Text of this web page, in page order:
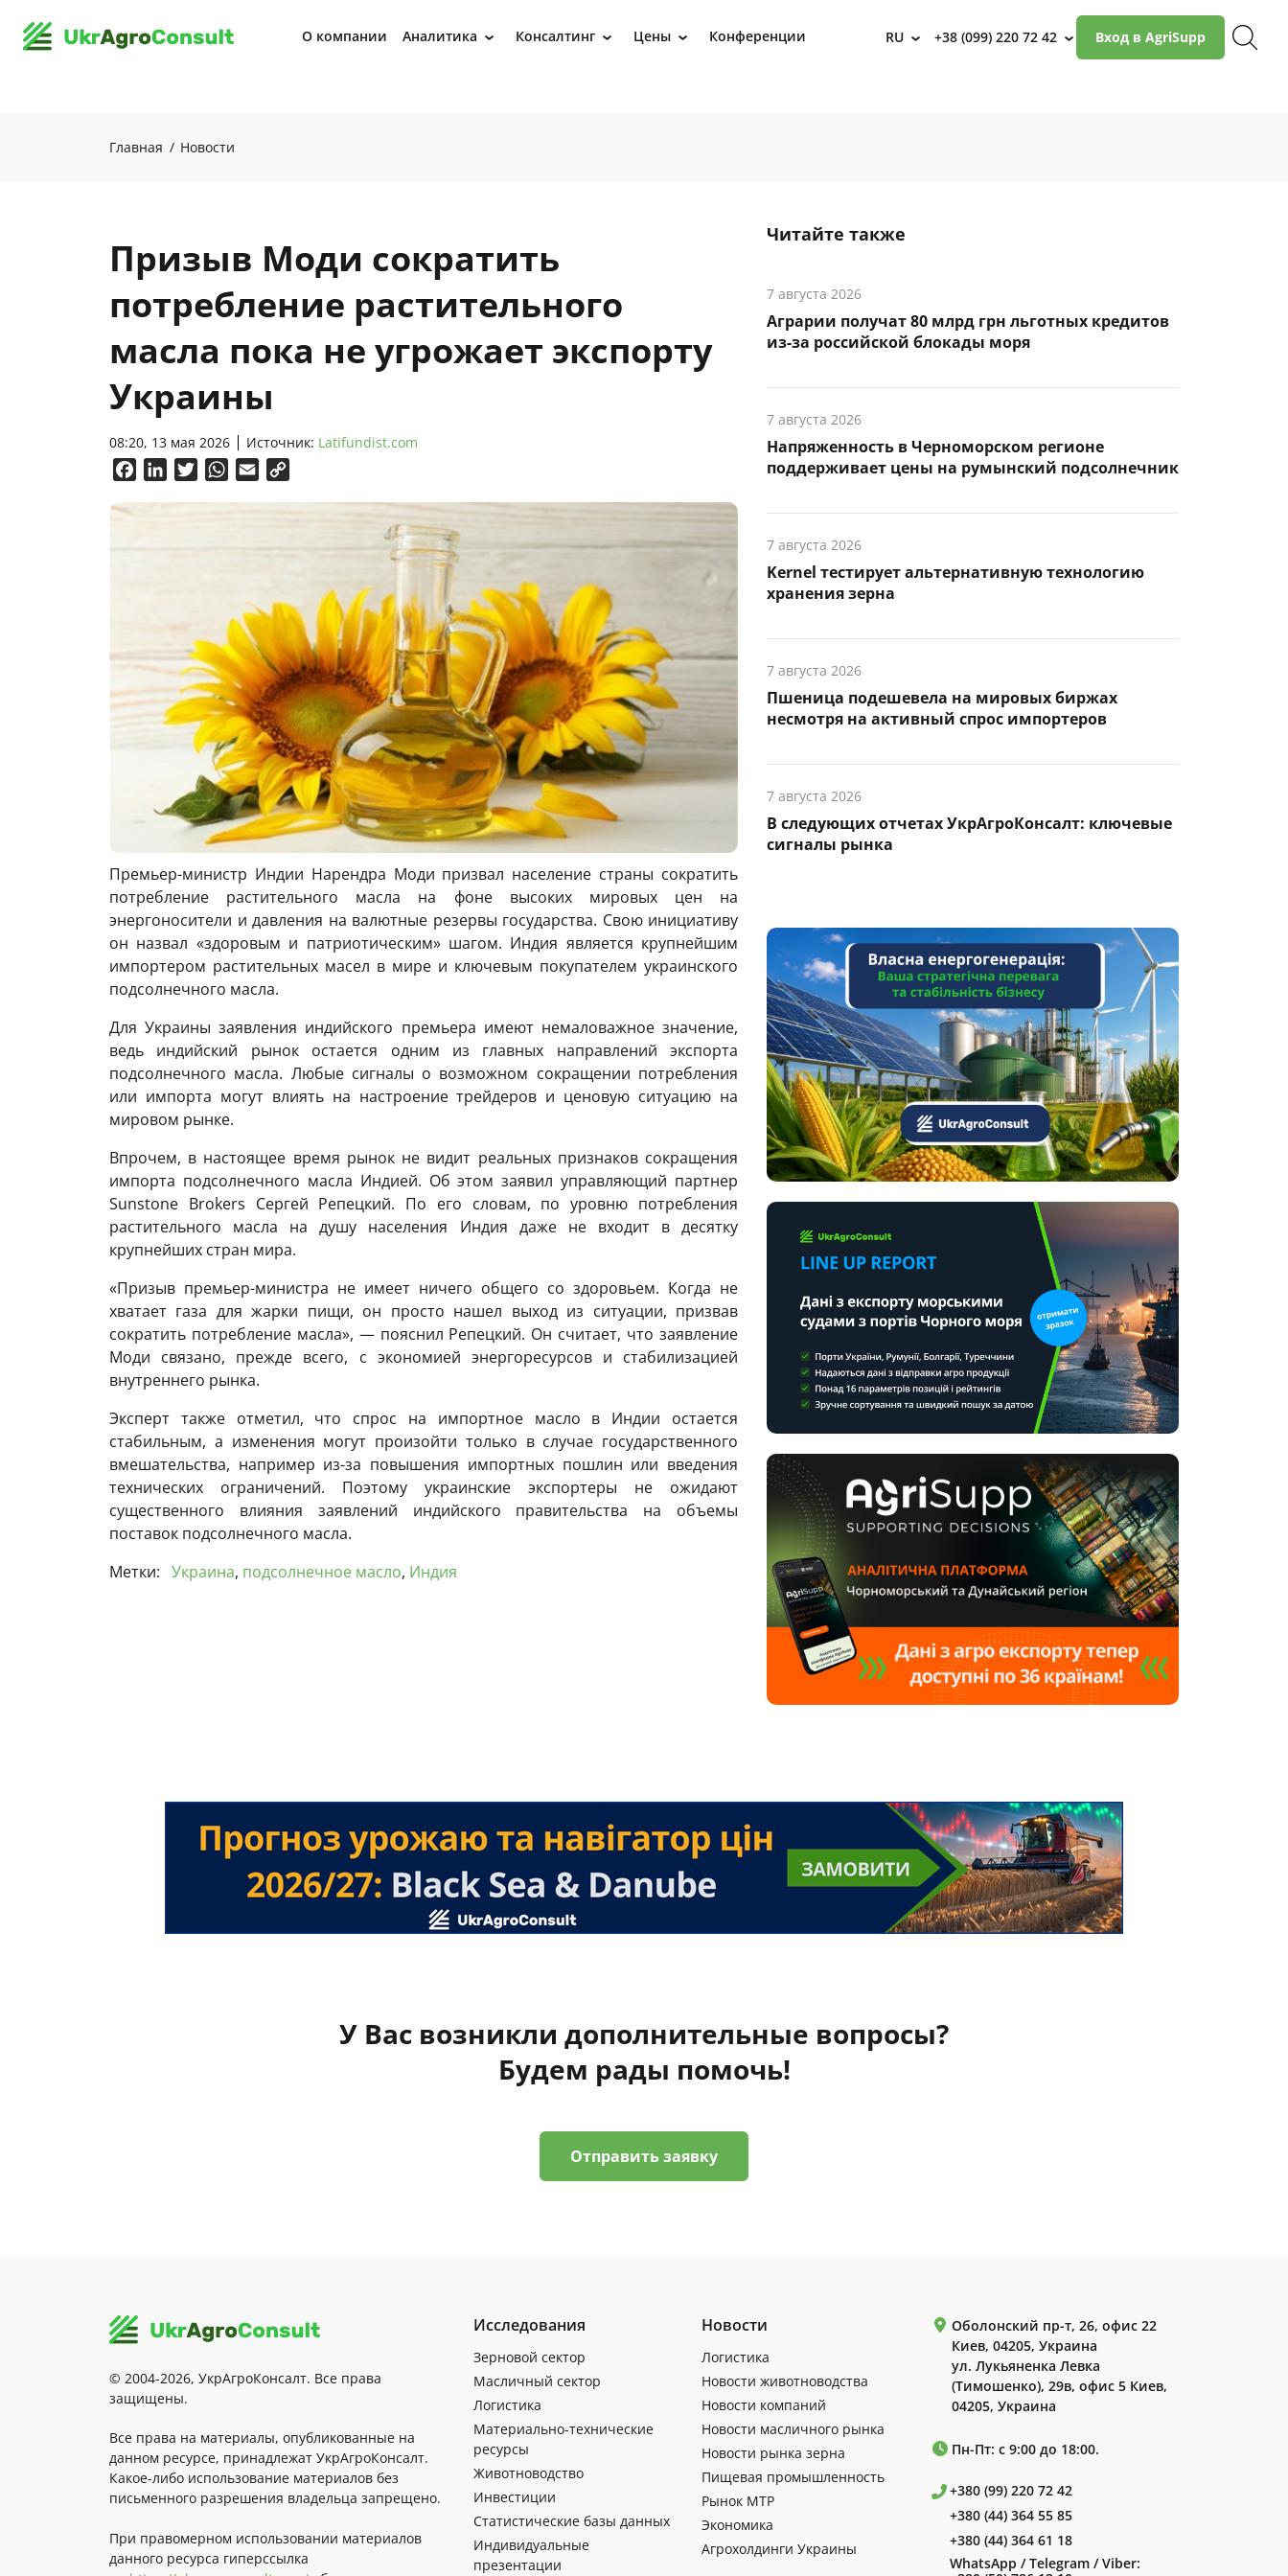
О компании Аналитика › Консалтинг › Цены › Конференции RU › +38 (099) 220 72 42 › Вход в AgriSupp
Главная Новости
Призыв Моди сократить
потребление растительного
масла пока не угрожает экспорту
Украины
08:20, 13 мая 2026 Источник: Latifundist.com
FacebookLinkedInTwitterWhatsApp
Email
Премьер-министр Индии Нарендра Моди призвал население страны сократить
потребление растительного масла на фоне высоких мировых цен на
энергоносители и давления на валютные резервы государства. Свою инициативу
он назвал «здоровым и патриотическим» шагом. Индия является крупнейшим
импортером растительных масел в мире и ключевым покупателем украинского
подсолнечного масла.
Для Украины заявления индийского премьера имеют немаловажное значение,
ведь индийский рынок остается одним из главных направлений экспорта
подсолнечного масла. Любые сигналы о возможном сокращении потребления
или импорта могут влиять на настроение трейдеров и ценовую ситуацию на
мировом рынке.
Впрочем, в настоящее время рынок не видит реальных признаков сокращения
импорта подсолнечного масла Индией. Об этом заявил управляющий партнер
Sunstone Brokers Сергей Репецкий. По его словам, по уровню потребления
растительного масла на душу населения Индия даже не входит в десятку
крупнейших стран мира.
«Призыв премьер-министра не имеет ничего общего со здоровьем. Когда не
хватает газа для жарки пищи, он просто нашел выход из ситуации, призвав
сократить потребление масла», — пояснил Репецкий. Он считает, что заявление
Моди связано, прежде всего, с экономией энергоресурсов и стабилизацией
внутреннего рынка.
Эксперт также отметил, что спрос на импортное масло в Индии остается
стабильным, а изменения могут произойти только в случае государственного
вмешательства, например из-за повышения импортных пошлин или введения
технических ограничений. Поэтому украинские экспортеры не ожидают
существенного влияния заявлений индийского правительства на объемы
поставок подсолнечного масла.
Метки: Украина, подсолнечное масло, Индия
Читайте также
7 августа 2026
Аграрии получат 80 млрд грн льготных кредитов
из-за российской блокады моря
7 августа 2026
Напряженность в Черноморском регионе
поддерживает цены на румынский подсолнечник
7 августа 2026
Kernel тестирует альтернативную технологию
хранения зерна
7 августа 2026
Пшеница подешевела на мировых биржах
несмотря на активный спрос импортеров
7 августа 2026
В следующих отчетах УкрАгроКонсалт: ключевые
сигналы рынка
У Вас возникли дополнительные вопросы?
Будем рады помочь!
Отправить заявку
© 2004-2026, УкрАгроКонсалт. Все права
защищены.
Все права на материалы, опубликованные на
данном ресурсе, принадлежат УкрАгроКонсалт.
Какое-либо использование материалов без
письменного разрешения владельца запрещено.
При правомерном использовании материалов
данного ресурса гиперссылка
Исследования
Зерновой сектор
Масличный сектор
Логистика
Материально-технические
ресурсы
Животноводство
Инвестиции
Статистические базы данных
Индивидуальные
презентации
Новости
Логистика
Новости животноводства
Новости компаний
Новости масличного рынка
Новости рынка зерна
Пищевая промышленность
Рынок МТР
Экономика
Агрохолдинги Украины
Оболонский пр-т, 26, офис 22
Киев, 04205, Украина
ул. Лукьяненка Левка
(Тимошенко), 29в, офис 5 Киев,
04205, Украина
Пн-Пт: с 9:00 до 18:00.
+380 (99) 220 72 42
+380 (44) 364 55 85
+380 (44) 364 61 18
WhatsApp / Telegram / Viber: